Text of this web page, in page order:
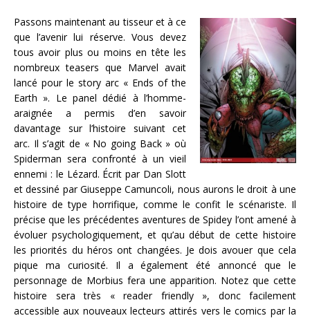
Passons maintenant au tisseur et à ce
que l’avenir lui réserve. Vous devez
tous avoir plus ou moins en tête les
nombreux teasers que Marvel avait
lancé pour le story arc « Ends of the
Earth ». Le panel dédié à l’homme-
araignée a permis d’en savoir
davantage sur l’histoire suivant cet
arc. Il s’agit de « No going Back » où
Spiderman sera confronté à un vieil
ennemi : le Lézard. Écrit par Dan Slott
et dessiné par Giuseppe Camuncoli, nous aurons le droit à une
histoire de type horrifique, comme le confit le scénariste. Il
précise que les précédentes aventures de Spidey l’ont amené à
évoluer psychologiquement, et qu’au début de cette histoire
les priorités du héros ont changées. Je dois avouer que cela
pique ma curiosité. Il a également été annoncé que le
personnage de Morbius fera une apparition. Notez que cette
histoire sera très « reader friendly », donc facilement
accessible aux nouveaux lecteurs attirés vers le comics par la